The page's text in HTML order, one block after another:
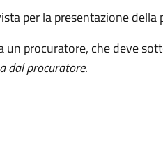
per la presentazione della
un procuratore, che deve
dal procuratore.